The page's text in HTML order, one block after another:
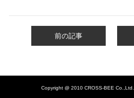
前の記事
Copyright @ 2010 CROSS-BEE Co.,Ltd.